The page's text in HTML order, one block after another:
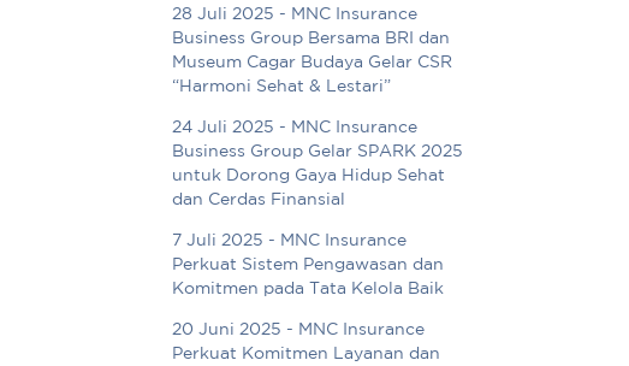
28 Juli 2025 - MNC Insurance
Business Group Bersama BRI dan
Museum Cagar Budaya Gelar CSR
“Harmoni Sehat & Lestari”
24 Juli 2025 - MNC Insurance
Business Group Gelar SPARK 2025
untuk Dorong Gaya Hidup Sehat
dan Cerdas Finansial
7 Juli 2025 - MNC Insurance
Perkuat Sistem Pengawasan dan
Komitmen pada Tata Kelola Baik
20 Juni 2025 - MNC Insurance
Perkuat Komitmen Layanan dan